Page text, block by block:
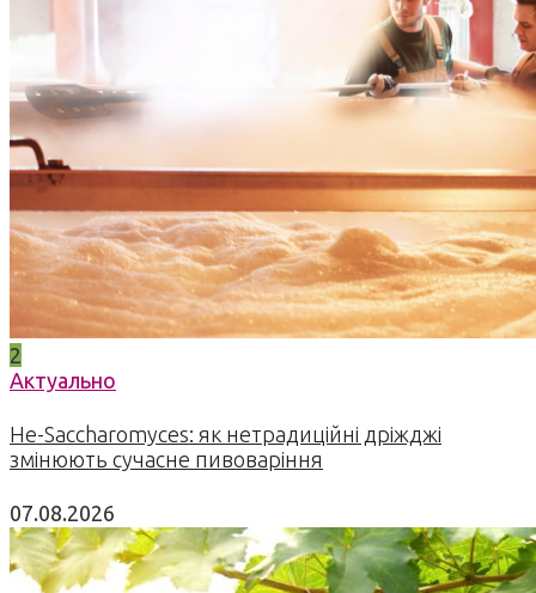
2
Актуально
Не-Saccharomyces: як нетрадиційні дріжджі
змінюють сучасне пивоваріння
07.08.2026